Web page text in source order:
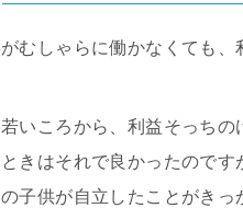
がむしゃらに働かなくても、
若いころから、利益そっち
ときはそれで良かったので
の子供が自立したことがき